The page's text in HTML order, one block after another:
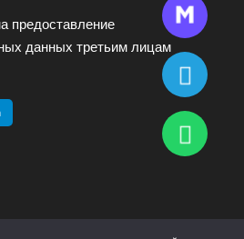
предоставление
данных третьим лицам